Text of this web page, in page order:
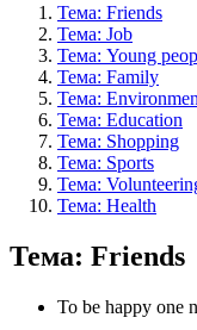
Тема: Friends
Тема: Job
Тема: Young
Тема: Family
Тема:
Тема: Education
Тема: Shopping
Тема: Sports
Тема:
Тема: Health
Тема: Friends
To be happy one